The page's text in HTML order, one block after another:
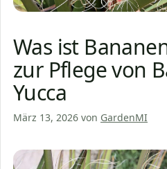
Was ist
zur Pflege von
Yucca
März 13, 2026 von GardenMI